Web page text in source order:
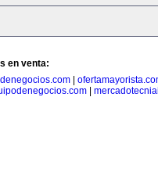
en venta:
|